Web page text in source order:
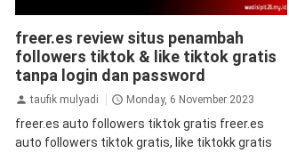
tiktok followers free tiktok followers
tiktok views tiktok views tiktok gratis
freer.es review situs penambah
followers tiktok & like tiktok gratis
tanpa login dan password
taufik mulyadi Monday, 6 November 2023
freer.es auto followers tiktok gratis freer.es
auto followers tiktok gratis, like tiktokk gratis